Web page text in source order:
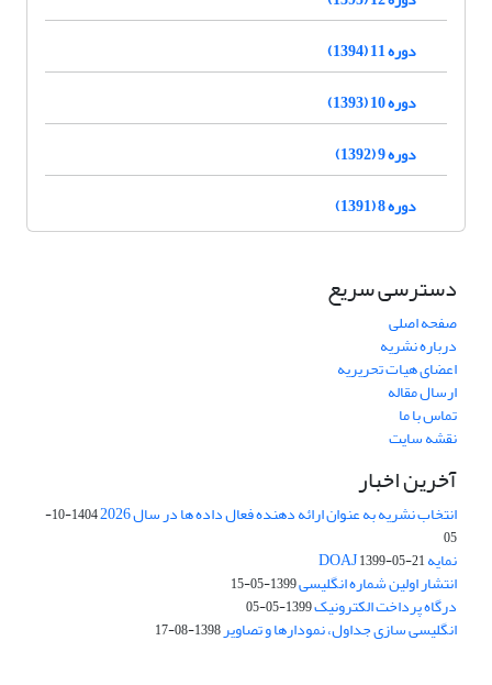
دوره 11 (1394)
دوره 10 (1393)
دوره 9 (1392)
دوره 8 (1391)
دسترسی سریع
صفحه اصلی
درباره نشریه
اعضای هیات تحریریه
ارسال مقاله
تماس با ما
نقشه سایت
آخرین اخبار
انتخاب نشریه به عنوان ارائه دهنده فعال داده ها در سال 2026
1404-10-
05
نمایه DOAJ1399-05-21
انتشار اولین شماره انگلیسی1399-05-15
درگاه پرداخت الکترونیک1399-05-05
انگلیسی سازی جداول، نمودارها و تصاویر1398-08-17